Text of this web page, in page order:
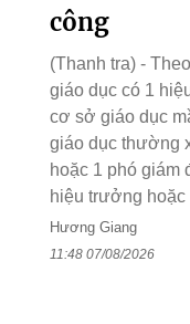
công
(Thanh tra) -
giáo dục có 1
cơ sở giáo dục
giáo dục thường
hoặc 1 phó giám
hiệu trưởng hoặc
Hương Giang
11:48 07/08/2026